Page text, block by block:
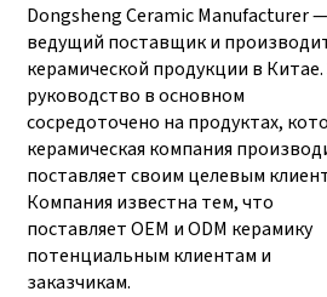
Dongsheng Ceramic Manufacturer —
ведущий поставщик и
керамической продукции в
руководство в основном
сосредоточено на продуктах,
керамическая компания
поставляет своим целевым
Компания известна тем, что
поставляет OEM и ODM керамику
потенциальным клиентам и
заказчикам.